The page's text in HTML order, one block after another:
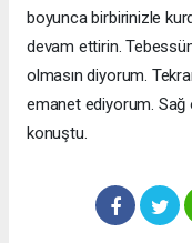
boyunca birbirinizle
devam ettirin.
olmasın diyorum.
emanet ediyorum. Sağ
konuştu.